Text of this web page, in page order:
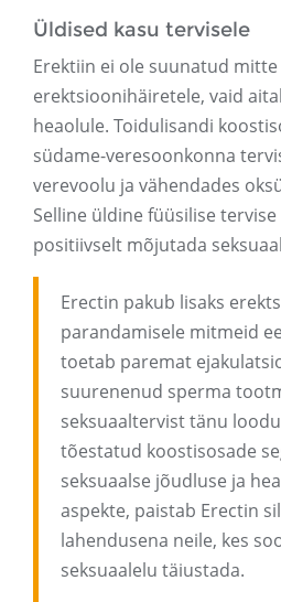
Üldised kasu tervisele
Erektiin ei ole suunatud
erektsioonihäiretele, vaid
heaolule. Toidulisandi
südame-veresoonkonna
verevoolu ja vähendades
Selline üldine füüsilise
positiivselt mõjutada
Erectin pakub lisaks
parandamisele mitmeid
toetab paremat
suurenenud sperma
seksuaaltervist tänu
tõestatud koostisosade
seksuaalse jõudluse ja
aspekte, paistab Erectin
lahendusena neile, kes
seksuaalelu täiustada.